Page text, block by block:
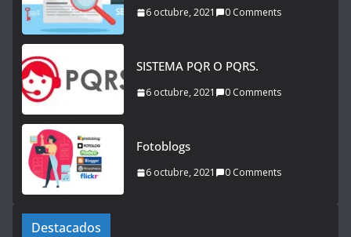
6 octubre, 2021 0 Comments
SISTEMA PQR O PQRS.
6 octubre, 2021 0 Comments
Fotoblogs
6 octubre, 2021 0 Comments
Destacados